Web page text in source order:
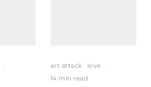
·
art attack love ·
14 min read